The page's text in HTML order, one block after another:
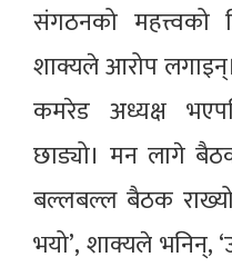
संगठनको महत्त्वको
शाक्यले आरोप
कमरेड अध्यक्ष
छाड्यो। मन लागे
बल्लबल्ल बैठक
भयो’, शाक्यले भनिन्,